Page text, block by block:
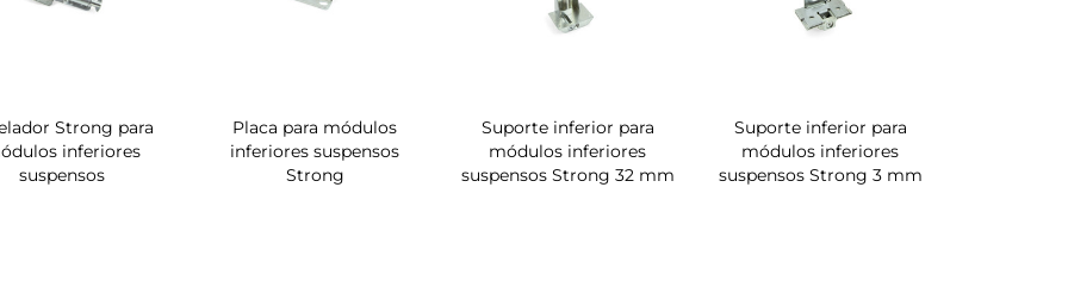
Strong para
inferiores
suspensos
Placa para módulos
inferiores suspensos
Strong
Suporte inferior para
módulos inferiores
suspensos Strong 32 mm
Suporte inferior para
módulos inferiores
suspensos Strong 3 mm